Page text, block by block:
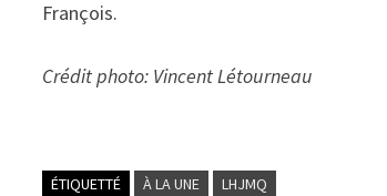
François.
Crédit photo: Vincent Létourneau
ÉTIQUETTÉ À LA UNE LHJMQ